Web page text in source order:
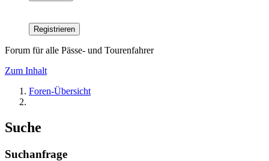
Registrieren
Forum für alle Pässe- und Tourenfahrer
Zum Inhalt
Foren-Übersicht
Suche
Suchanfrage